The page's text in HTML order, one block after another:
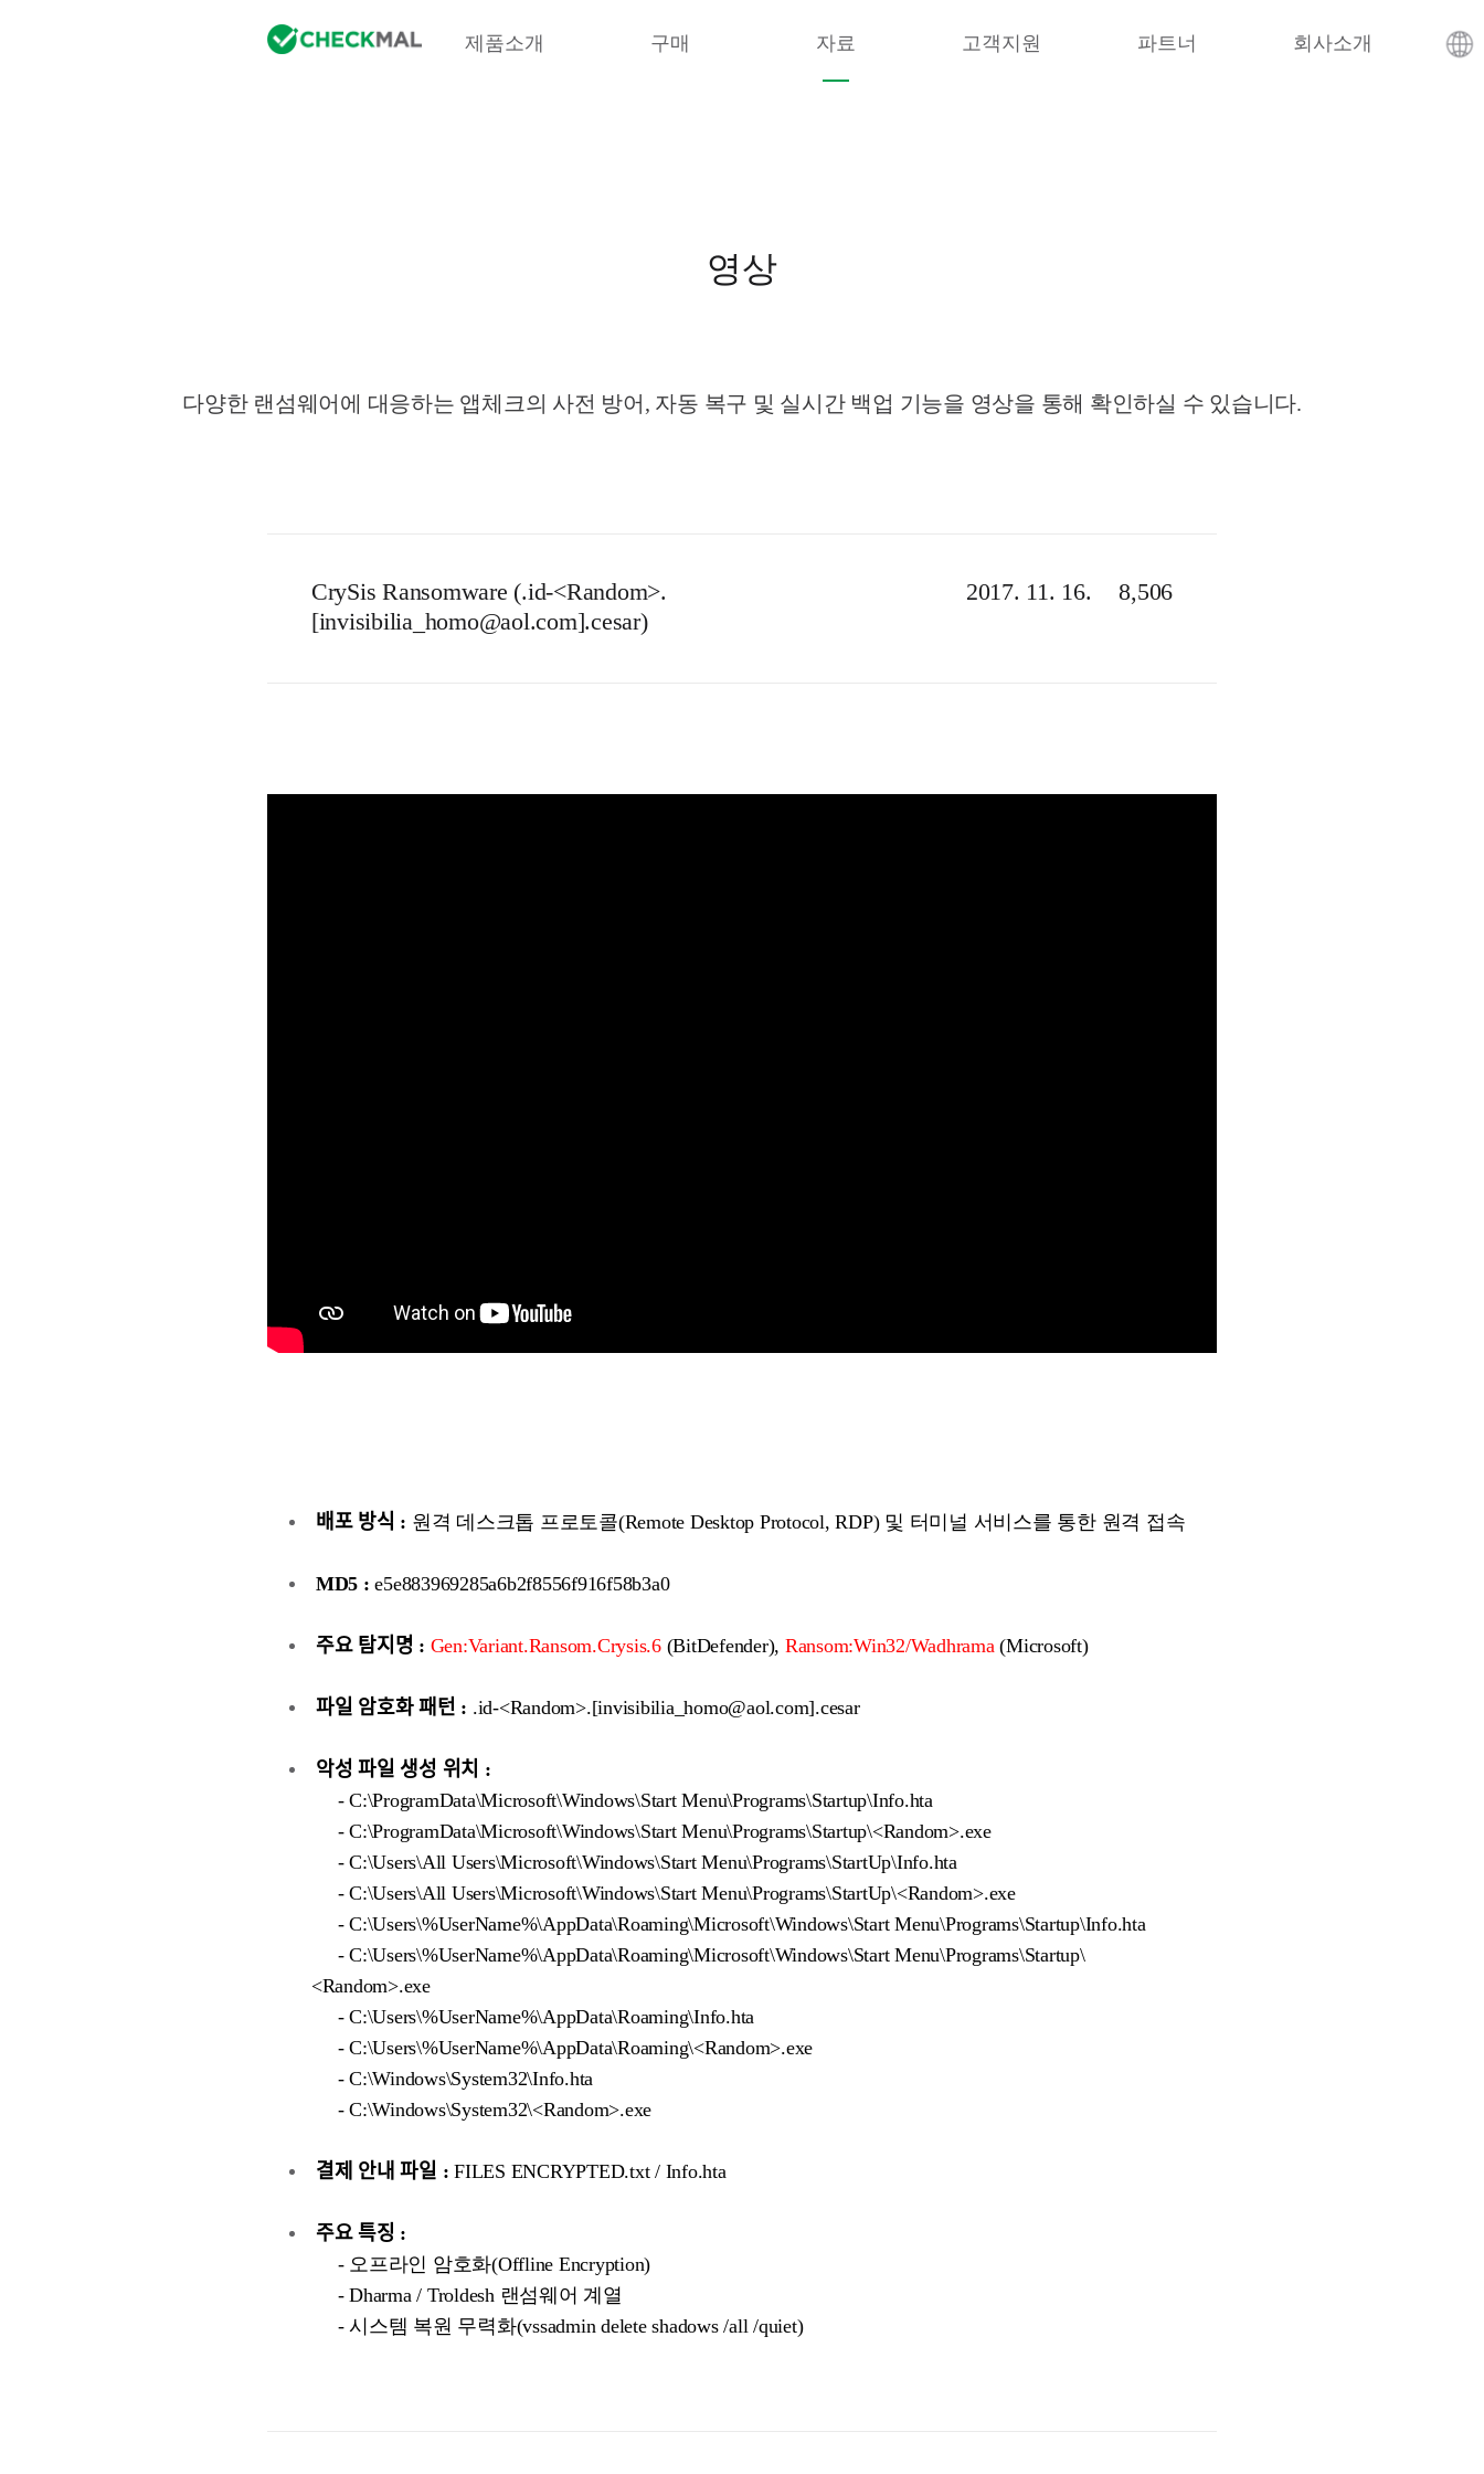
제품소개 구매 자료 고객지원 파트너 회사소개
영상
다양한 랜섬웨어에 대응하는 앱체크의 사전 방어, 자동 복구 및 실시간 백업 기능을 영상을 통해 확인하실 수 있습니다.
CrySis Ransomware (.id-<Random>.
[invisibilia_homo@aol.com].cesar)
2017. 11. 16. 8,506
배포 방식 : 원격 데스크톱 프로토콜(Remote Desktop Protocol, RDP) 및 터미널 서비스를 통한 원격 접속
MD5 : e5e883969285a6b2f8556f916f58b3a0
주요 탐지명 : Gen:Variant.Ransom.Crysis.6(BitDefender), Ransom:Win32/Wadhrama(Microsoft)
파일 암호화 패턴 : .id-<Random>.[invisibilia_homo@aol.com].cesar
악성 파일 생성 위치 :
- C:\ProgramData\Microsoft\Windows\Start Menu\Programs\Startup\Info.hta
- C:\ProgramData\Microsoft\Windows\Start Menu\Programs\Startup\<Random>.exe
- C:\Users\All Users\Microsoft\Windows\Start Menu\Programs\StartUp\Info.hta
- C:\Users\All Users\Microsoft\Windows\Start Menu\Programs\StartUp\<Random>.exe
- C:\Users\%UserName%\AppData\Roaming\Microsoft\Windows\Start Menu\Programs\Startup\Info.hta
- C:\Users\%UserName%\AppData\Roaming\Microsoft\Windows\Start Menu\Programs\Startup\
<Random>.exe
- C:\Users\%UserName%\AppData\Roaming\Info.hta
- C:\Users\%UserName%\AppData\Roaming\<Random>.exe
- C:\Windows\System32\Info.hta
- C:\Windows\System32\<Random>.exe
결제 안내 파일 : FILES ENCRYPTED.txt / Info.hta
주요 특징 :
- 오프라인 암호화(Offline Encryption)
- Dharma / Troldesh 랜섬웨어 계열
- 시스템 복원 무력화(vssadmin delete shadows /all /quiet)